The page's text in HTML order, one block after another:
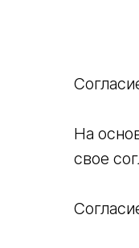
На
свое